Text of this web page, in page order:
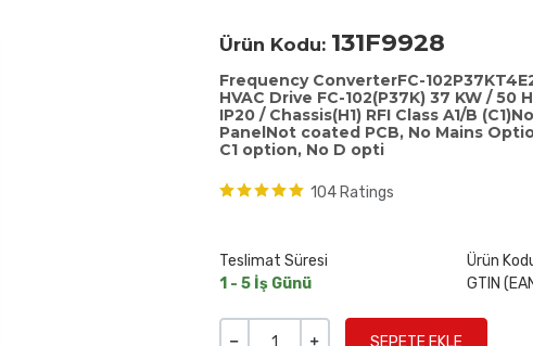
Ürün Kodu: 131F9928
Frequency ConverterFC-
HVAC Drive FC-102(P37K) 37 KW /
IP20 / Chassis(H1) RFI Class A1/B
PanelNot coated PCB, No Mains
C1 option, No D opti
104 Ratings
Teslimat Süresi
1 - 5 İş Günü
Ürün
GTIN